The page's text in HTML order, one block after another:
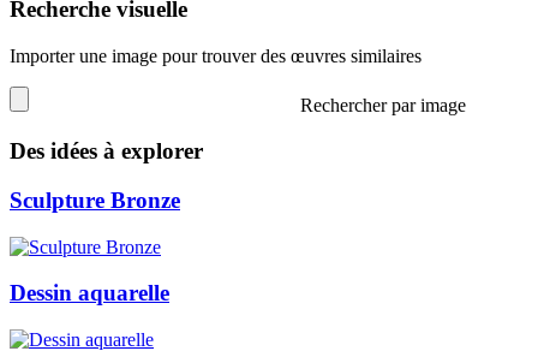
Recherche visuelle
Importer une image pour trouver des œuvres similaires
Rechercher par image
Des idées à explorer
Sculpture Bronze
Dessin aquarelle